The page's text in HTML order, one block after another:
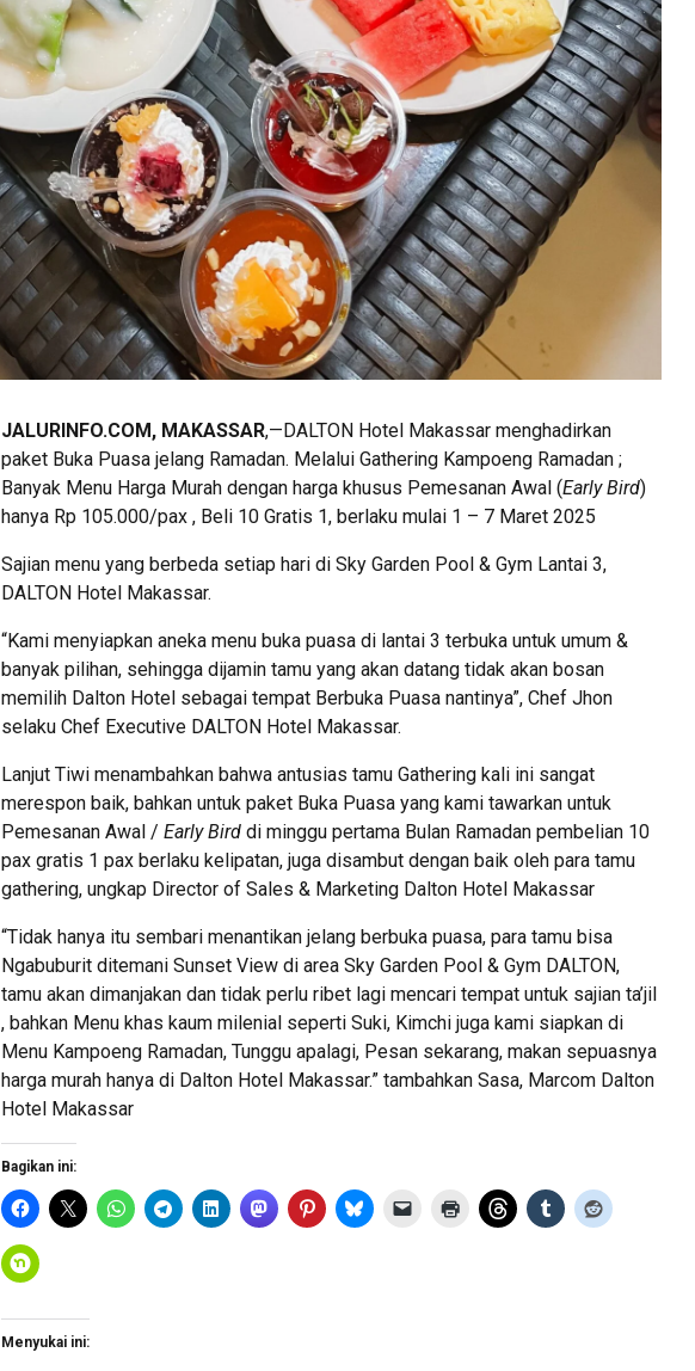
JALURINFO.COM, MAKASSAR,—DALTON Hotel Makassar menghadirkan
paket Buka Puasa jelang Ramadan. Melalui Gathering Kampoeng Ramadan ;
Banyak Menu Harga Murah dengan harga khusus Pemesanan Awal (Early Bird)
hanya Rp 105.000/pax , Beli 10 Gratis 1, berlaku mulai 1 – 7 Maret 2025
Sajian menu yang berbeda setiap hari di Sky Garden Pool & Gym Lantai 3,
DALTON Hotel Makassar.
“Kami menyiapkan aneka menu buka puasa di lantai 3 terbuka untuk umum &
banyak pilihan, sehingga dijamin tamu yang akan datang tidak akan bosan
memilih Dalton Hotel sebagai tempat Berbuka Puasa nantinya”, Chef Jhon
selaku Chef Executive DALTON Hotel Makassar.
Lanjut Tiwi menambahkan bahwa antusias tamu Gathering kali ini sangat
merespon baik, bahkan untuk paket Buka Puasa yang kami tawarkan untuk
Pemesanan Awal / Early Bird di minggu pertama Bulan Ramadan pembelian 10
pax gratis 1 pax berlaku kelipatan, juga disambut dengan baik oleh para tamu
gathering, ungkap Director of Sales & Marketing Dalton Hotel Makassar
“Tidak hanya itu sembari menantikan jelang berbuka puasa, para tamu bisa
Ngabuburit ditemani Sunset View di area Sky Garden Pool & Gym DALTON,
tamu akan dimanjakan dan tidak perlu ribet lagi mencari tempat untuk sajian ta’jil
, bahkan Menu khas kaum milenial seperti Suki, Kimchi juga kami siapkan di
Menu Kampoeng Ramadan, Tunggu apalagi, Pesan sekarang, makan sepuasnya
harga murah hanya di Dalton Hotel Makassar.” tambahkan Sasa, Marcom Dalton
Hotel Makassar
Bagikan ini:
Menyukai ini: